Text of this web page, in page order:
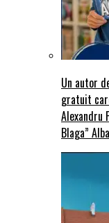
Un autor
gratuit
Alexandru
Blaga” Alba